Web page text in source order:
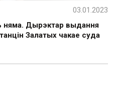
няма. Дырэктар выдання
Залатых чакае суда
03.01.2023